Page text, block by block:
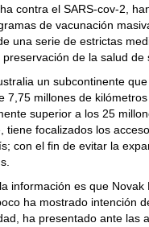
contra el SARS-cov-2,
de vacunación
una serie de estrictas
de la salud de
un subcontinente
7,75 millones de
superior a los 25
tiene focalizados los
con el fin de evitar la
información es que Novak
ha mostrado intención
ha presentado ante las